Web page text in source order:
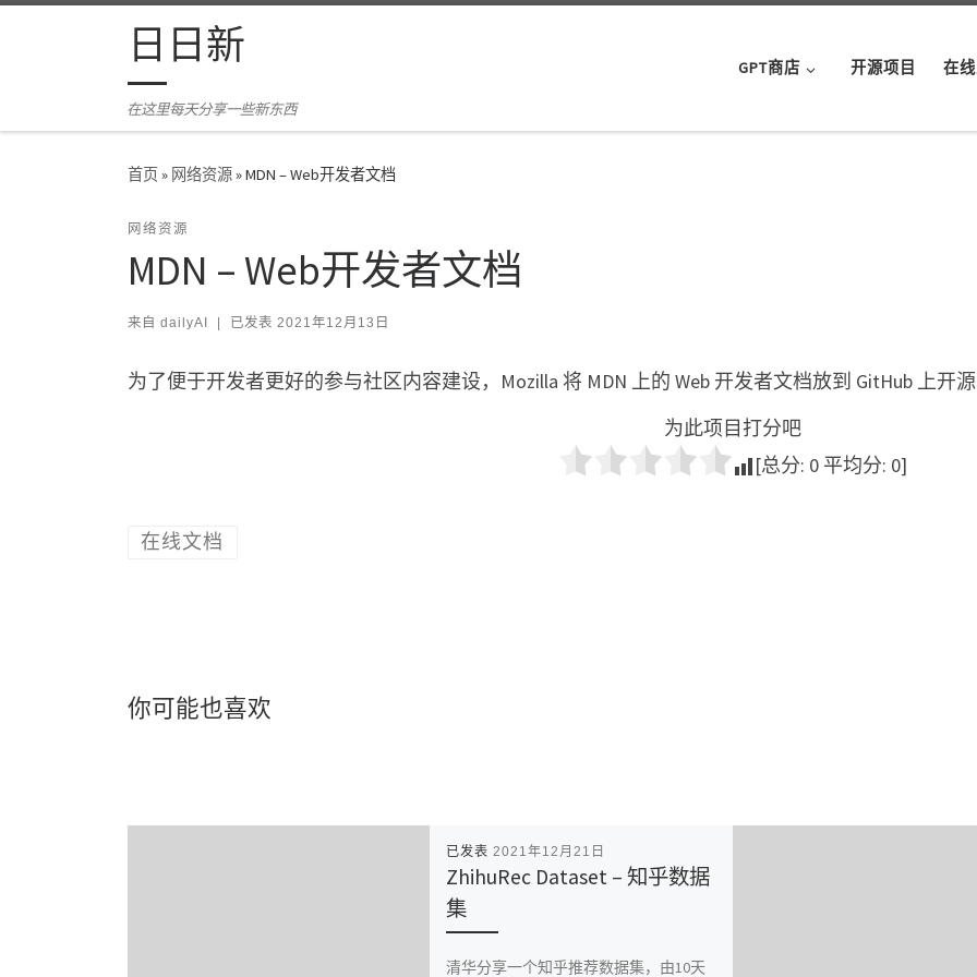
Skip to content日日新
在这里每天分享一些新东西
GPT商店 开源项目 在
首页» 网络资源»MDN – Web开发者文档
网络资源
MDN – Web开发者文档
来自 dailyAI 已发表 2021年12月13日
为了便于开发者更好的参与社区内容建设，Mozilla 将 MDN 上的 Web 开发者文档放到 GitHub 上开
为此项目打分吧
[总分: 0 平均分: 0]
在线文档
你可能也喜欢
已发表 2021年12月21日
ZhihuRec Dataset – 知乎数据
集
清华分享一个知乎推荐数据集，由10天